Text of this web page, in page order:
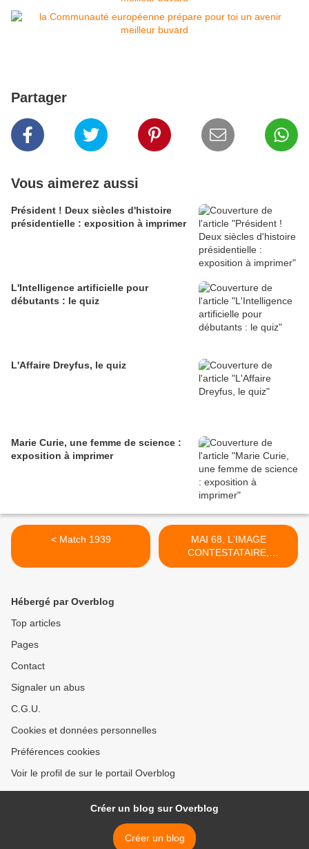
Partager
Vous aimerez aussi
Président ! Deux siècles d'histoire
présidentielle : exposition à imprimer
L'Intelligence artificielle pour
débutants : le quiz
L'Affaire Dreyfus, le quiz
Marie Curie, une femme de science :
exposition à imprimer
< Match 1939
MAI 68, L'IMAGE
CONTESTATAIRE,
exposition itinérante à louer
Hébergé par Overblog
Top articles
Pages
Contact
Signaler un abus
C.G.U.
Cookies et données personnelles
Préférences cookies
Voir le profil de sur le portail Overblog
Créer un blog sur Overblog
Créer un blog